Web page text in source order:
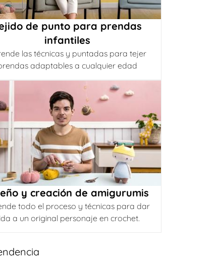
de punto para prendas
infantiles
las técnicas y puntadas para tejer
adaptables a cualquier edad
y creación de amigurumis
todo el proceso y técnicas para dar
a un original personaje en crochet.